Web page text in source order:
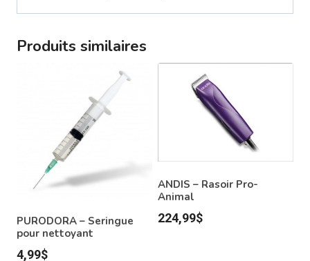
Produits similaires
PURODORA – Seringue
pour nettoyant
4,99$
ANDIS – Rasoir Pro-
Animal
224,99$